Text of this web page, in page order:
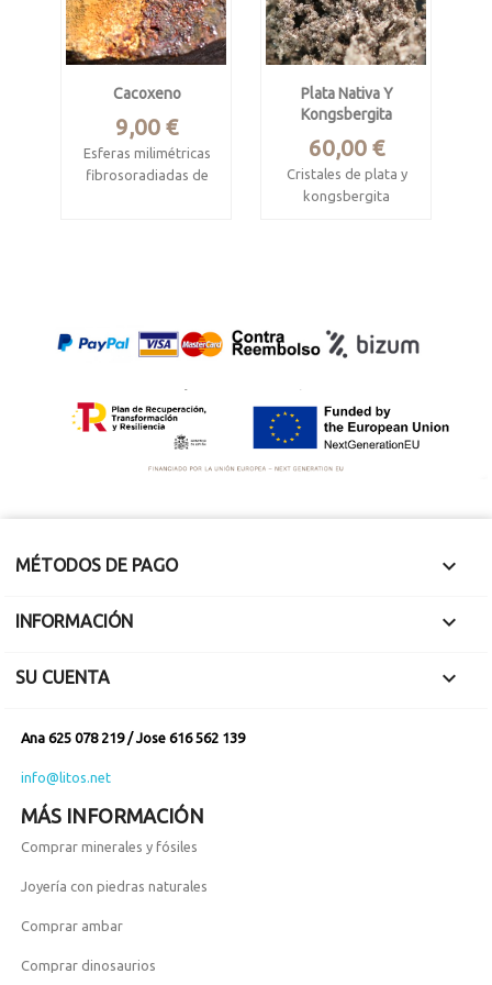
Cacoxeno
Precio
9,00 €
Esferas milimétricas
fibrosoradiadas de
Pieza de 3.6 x 2 x 1.8
Plata Nativa Y
Kongsbergita
Precio
60,00 €
Cristales de plata y
kongsbergita
Cristales
brillantes
MÉTODOS DE PAGO 
INFORMACIÓN 
SU CUENTA 
Ana 625 078 219 / Jose 616 562 139
info@litos.net
MÁS INFORMACIÓN
Comprar minerales y fósiles
Joyería con piedras naturales
Comprar ambar
Comprar dinosaurios